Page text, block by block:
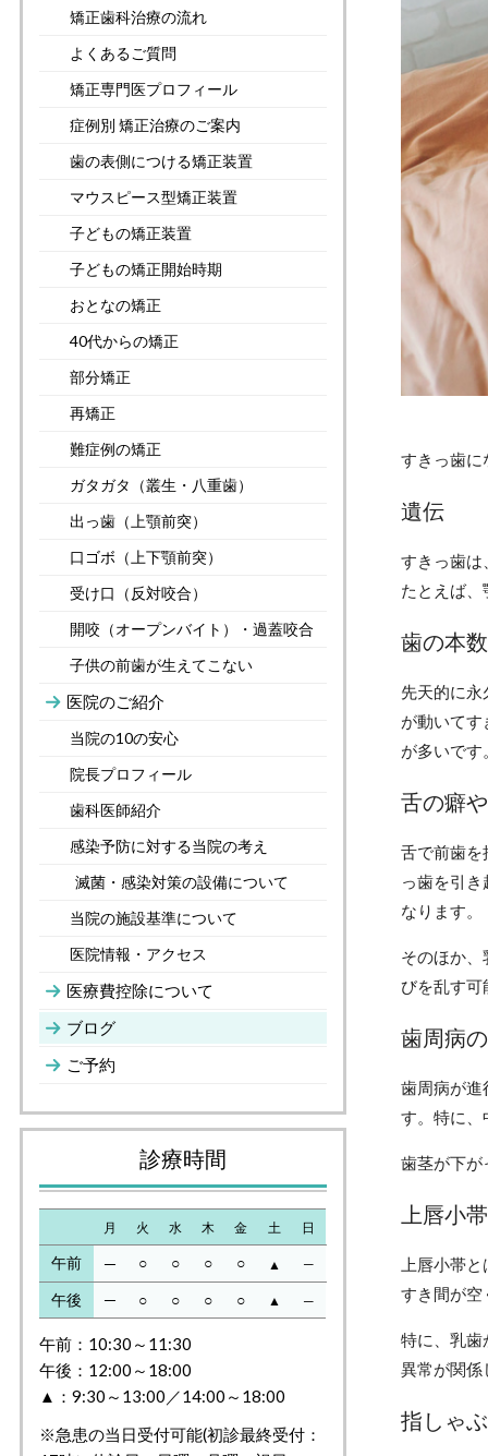
すきっ歯に
遺伝
すきっ歯は
たとえば
歯の本
先天的に
が動いて
が多いです
舌の癖
舌で前歯を
っ歯を引
なります。
そのほか
びを乱す可
歯周病
歯周病が進
す。特に、
歯茎が下が
上唇小
上唇小帯
すき間が空
特に、乳歯
異常が関係
指しゃ
矯正歯科治療の流れ
よくあるご質問
矯正専門医プロフィール
症例別 矯正治療のご案内
歯の表側につける矯正装置
マウスピース型矯正装置
子どもの矯正装置
子どもの矯正開始時期
おとなの矯正
40代からの矯正
部分矯正
再矯正
難症例の矯正
ガタガタ（叢生・八重歯）
出っ歯（上顎前突）
口ゴボ（上下顎前突）
受け口（反対咬合）
開咬（オープンバイト）・過蓋咬合
子供の前歯が生えてこない
医院のご紹介
当院の10の安心
院長プロフィール
歯科医師紹介
感染予防に対する当院の考え
滅菌・感染対策の設備について
当院の施設基準について
医院情報・アクセス
医療費控除について
ブログ
ご予約
診療時間
月 火 水 木 金 土 日
午前 ─ ○ ○ ○ ○ ▲ ─
午後 ─ ○ ○ ○ ○ ▲ ─
午前：10:30～11:30
午後：12:00～18:00
▲：9:30～13:00／14:00～18:00
※急患の当日受付可能(初診最終受付：